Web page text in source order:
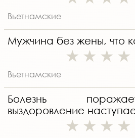
Вьетнамские
Мужчина без жены, что
Вьетнамские
Болезнь
выздоровление